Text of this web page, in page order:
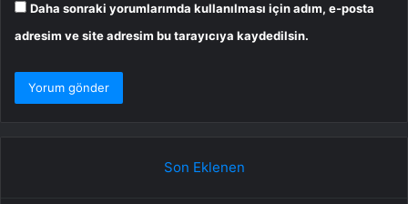
Daha sonraki yorumlarımda kullanılması için adım, e-posta
adresim ve site adresim bu tarayıcıya kaydedilsin.
Son Eklenen